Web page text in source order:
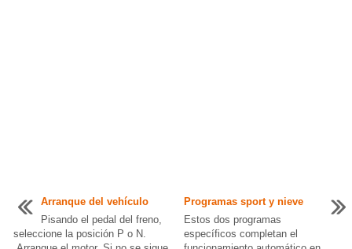
Arranque del vehículo
Pisando el pedal del freno,
seleccione la posición P o N.
Programas sport y nieve
Estos dos programas
específicos completan el